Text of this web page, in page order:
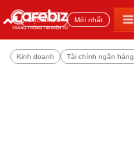
Đọc nhiều Mới nhất
Kinh doanh Tài chính ngân hàng